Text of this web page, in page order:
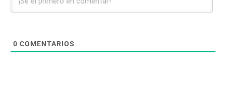
0 COMENTARIOS